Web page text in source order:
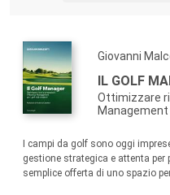
Giovanni
IL GOLF
Ottimizzare
I campi da golf sono oggi
gestione strategica e attenta per
semplice offerta di uno spazio